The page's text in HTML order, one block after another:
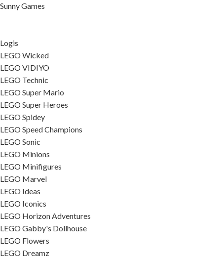
Sunny Games
Logis
LEGO Wicked
LEGO VIDIYO
LEGO Technic
LEGO Super Mario
LEGO Super Heroes
LEGO Spidey
LEGO Speed Champions
LEGO Sonic
LEGO Minions
LEGO Minifigures
LEGO Marvel
LEGO Ideas
LEGO Iconics
LEGO Horizon Adventures
LEGO Gabby's Dollhouse
LEGO Flowers
LEGO Dreamz